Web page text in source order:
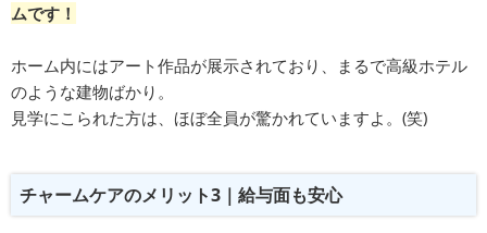
ムです！
ホーム内にはアート作品が展示されており、まるで高級ホテル
のような建物ばかり。
見学にこられた方は、ほぼ全員が驚かれていますよ。(笑)
チャームケアのメリット3｜給与面も安心